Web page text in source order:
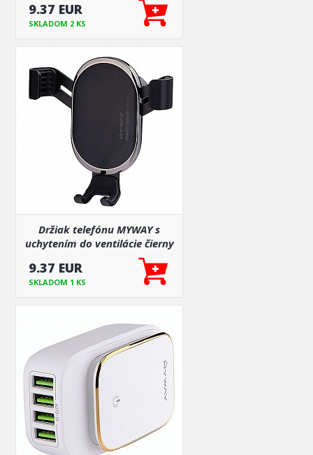
9.37 EUR
SKLADOM 2 KS
Držiak telefónu MYWAY s
uchytením do ventilácie čierny
9.37 EUR
SKLADOM 1 KS